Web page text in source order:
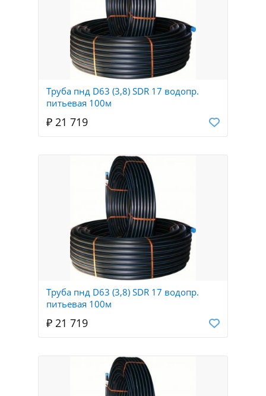
Труба пнд D63 (3,8) SDR 17 водопр.
питьевая 100м
₽ 21 719
Труба пнд D63 (3,8) SDR 17 водопр.
питьевая 100м
₽ 21 719